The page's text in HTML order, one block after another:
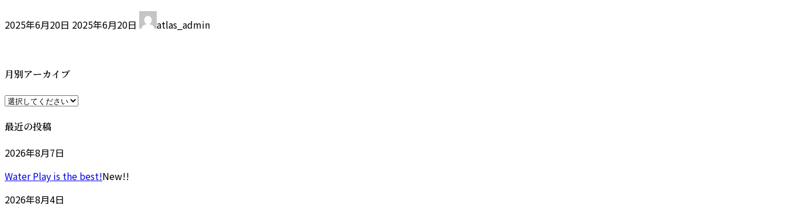
2025年6月20日 終
:
2025年6月20日 atlas_admin
月別アーカイブ
最近の投稿
2026年8月7日
Water Play is the best!New!!
2026年8月4日